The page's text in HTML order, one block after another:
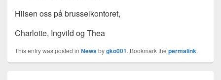
Hilsen oss på brusselkontoret,
Charlotte, Ingvild og Thea
This entry was posted in Newsbygko001. Bookmark the permalink.